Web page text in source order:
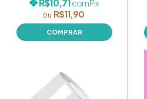
R$11,90
R$10,71comPix